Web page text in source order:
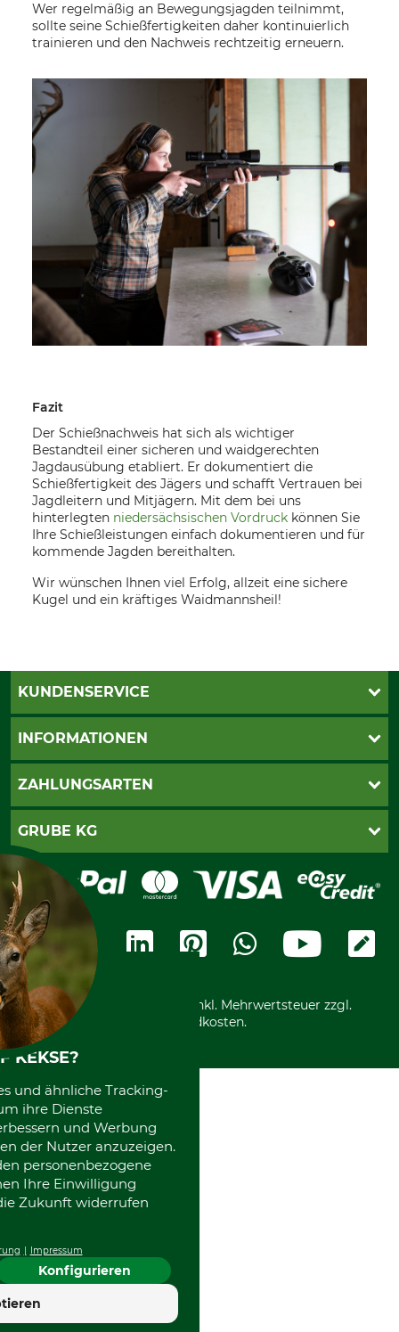
Wer regelmäßig an Bewegungsjagden teilnimmt,
sollte seine Schießfertigkeiten daher kontinuierlich
trainieren und den Nachweis rechtzeitig erneuern.
Fazit
Der Schießnachweis hat sich als wichtiger
Bestandteil einer sicheren und waidgerechten
Jagdausübung etabliert. Er dokumentiert die
Schießfertigkeit des Jägers und schafft Vertrauen bei
Jagdleitern und Mitjägern. Mit dem bei uns
hinterlegten niedersächsischen Vordruck können Sie
Ihre Schießleistungen einfach dokumentieren und für
kommende Jagden bereithalten.
Wir wünschen Ihnen viel Erfolg, allzeit eine sichere
Kugel und ein kräftiges Waidmannsheil!
KUNDENSERVICE
Live-Shopping
Seilwindenprüfung
Fragen und Antworten
Cookie-Einstellungen
INFORMATIONEN
AGB
Lieferung
Bestellung widerrufen
Widerrufsbelehrung
Widerrufsformular
Kostenloser Rückversand
Nachhaltigkeit
Entsorgung und Umwelt
Datenschutz Print
ZAHLUNGSARTEN
PayPal
Kreditkarte
Bankeinzug
Ratenkauf
Rechnung
Vorkasse
GRUBE KG
Leitbild
Karriere
Termine
Ladengeschäft
Motorgeräteshop
Über uns
Community
International
Kooperationen
Alle Preise in Euro und inkl. Mehrwertsteuer zzgl.
Versandkosten.
KEKSE?
und ähnliche Tracking-
ihre Dienste
und Werbung
der Nutzer anzuzeigen.
personenbezogene
Ihre Einwilligung
Zukunft widerrufen
Impressum
Konfigurieren